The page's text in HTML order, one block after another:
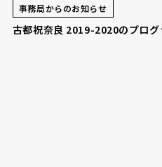
事務局からのお知らせ
古都祝奈良 2019-2020のプログ